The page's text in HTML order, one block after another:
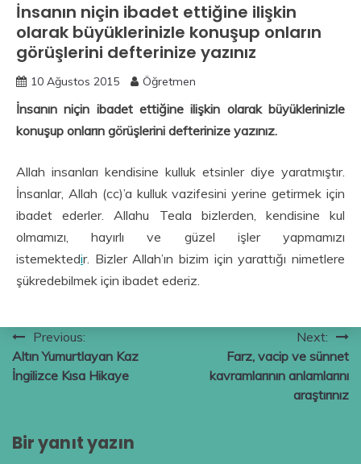
İnsanın niçin ibadet ettiğine ilişkin
olarak büyüklerinizle konuşup onların
görüşlerini defterinize yazınız
10 Ağustos 2015 Öğretmen
İnsanın niçin ibadet ettiğine ilişkin olarak büyüklerinizle
konuşup onların görüşlerini defterinize yazınız.
Allah insanları kendisine kulluk etsinler diye yaratmıştır.
İnsanlar, Allah (cc)’a kulluk vazifesini yerine getirmek için
ibadet ederler. Allahu Teala bizlerden, kendisine kul
olmamızı, hayırlı ve güzel işler yapmamızı
istemektedir. Bizler Allah’ın bizim için yarattığı nimetlere
şükredebilmek için ibadet ederiz.
Yazı
gezinmesi
Previous:
Altın Yumurtlayan Kaz
İngilizce Kısa Hikaye
Next:
Farz, vacip ve sünnet
kavramlarının anlamlarını
araştırınız
Bir yanıt yazın